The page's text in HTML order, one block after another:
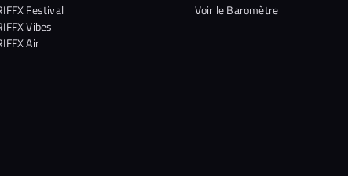
Festival
Vibes
Air
Voir le Baromètre